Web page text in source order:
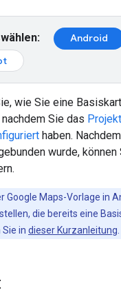
Android
wie Sie eine
Sie das
haben.
wurde, können
Google Maps-Vorlage in
die bereits eine
in dieser Kurzanleitung